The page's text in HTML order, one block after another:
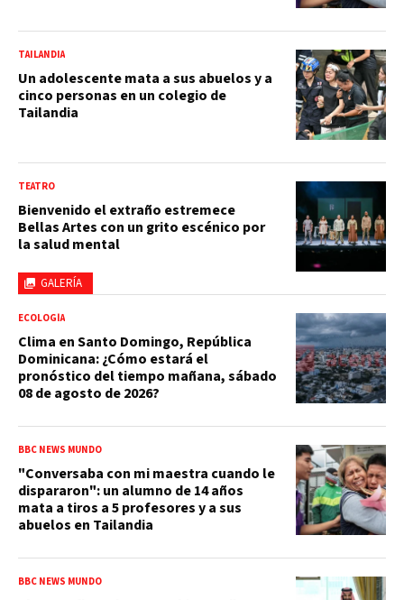
TAILANDIA
Un adolescente mata a sus abuelos y a
cinco personas en un colegio de
Tailandia
GALERÍA
TEATRO
Bienvenido el extraño estremece
Bellas Artes con un grito escénico por
la salud mental
ECOLOGÍA
Clima en Santo Domingo, República
Dominicana: ¿Cómo estará el
pronóstico del tiempo mañana, sábado
08 de agosto de 2026?
BBC NEWS MUNDO
"Conversaba con mi maestra cuando le
dispararon": un alumno de 14 años
mata a tiros a 5 profesores y a sus
abuelos en Tailandia
BBC NEWS MUNDO